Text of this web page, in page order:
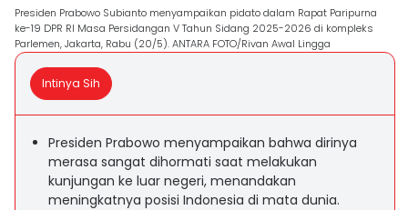
Presiden Prabowo Subianto menyampaikan pidato dalam Rapat Paripurna
ke-19 DPR RI Masa Persidangan V Tahun Sidang 2025-2026 di kompleks
Parlemen, Jakarta, Rabu (20/5). ANTARA FOTO/Rivan Awal Lingga
Intinya Sih
Presiden Prabowo menyampaikan bahwa dirinya
merasa sangat dihormati saat melakukan
kunjungan ke luar negeri, menandakan
meningkatnya posisi Indonesia di mata dunia.